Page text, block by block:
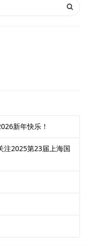
新年快乐！
注2025第23届上海国